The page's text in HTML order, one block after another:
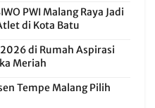
PWI Malang Raya Jadi
di Kota Batu
di Rumah Aspirasi
Meriah
Tempe Malang Pilih